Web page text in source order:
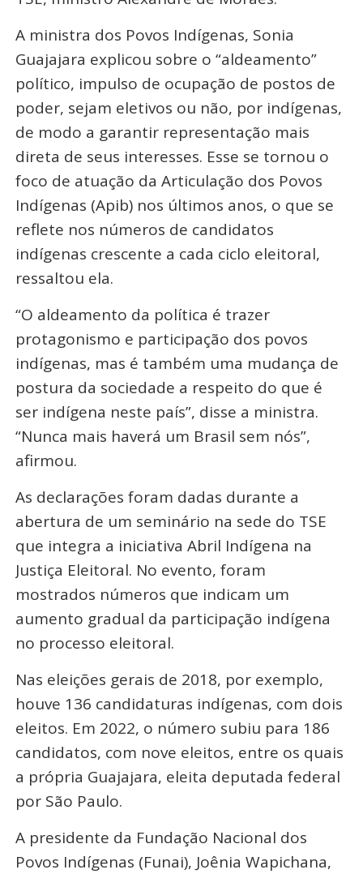
A ministra dos Povos Indígenas, Sonia
Guajajara explicou sobre o “aldeamento”
político, impulso de ocupação de postos de
poder, sejam eletivos ou não, por indígenas,
de modo a garantir representação mais
direta de seus interesses. Esse se tornou o
foco de atuação da Articulação dos Povos
Indígenas (Apib) nos últimos anos, o que se
reflete nos números de candidatos
indígenas crescente a cada ciclo eleitoral,
ressaltou ela.
“O aldeamento da política é trazer
protagonismo e participação dos povos
indígenas, mas é também uma mudança de
postura da sociedade a respeito do que é
ser indígena neste país”, disse a ministra.
“Nunca mais haverá um Brasil sem nós”,
afirmou.
As declarações foram dadas durante a
abertura de um seminário na sede do TSE
que integra a iniciativa Abril Indígena na
Justiça Eleitoral. No evento, foram
mostrados números que indicam um
aumento gradual da participação indígena
no processo eleitoral.
Nas eleições gerais de 2018, por exemplo,
houve 136 candidaturas indígenas, com dois
eleitos. Em 2022, o número subiu para 186
candidatos, com nove eleitos, entre os quais
a própria Guajajara, eleita deputada federal
por São Paulo.
A presidente da Fundação Nacional dos
Povos Indígenas (Funai), Joênia Wapichana,